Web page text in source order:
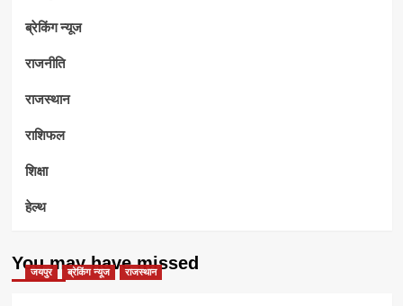
ब्रेकिंग न्यूज
राजनीति
राजस्थान
राशिफल
शिक्षा
हेल्थ
You may have missed
जयपुर ब्रेकिंग न्यूज राजस्थान